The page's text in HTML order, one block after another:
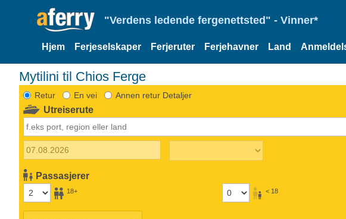
"Verdens ledende fergenettsted" - Vinner*
Hjem Ferjeselskaper Ferjeruter Ferjehavner Land
Mytilini til Chios Ferge
Retur En vei Annen retur Detaljer
Utreiserute
Passasjerer
18+ < 18